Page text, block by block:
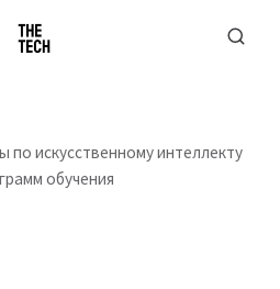
по искусственному интеллекту
обучения